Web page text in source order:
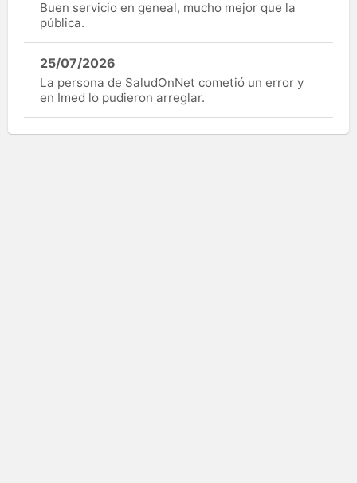
Buen servicio en geneal, mucho mejor que la
pública.
25/07/2026
La persona de SaludOnNet cometió un error y
en Imed lo pudieron arreglar.